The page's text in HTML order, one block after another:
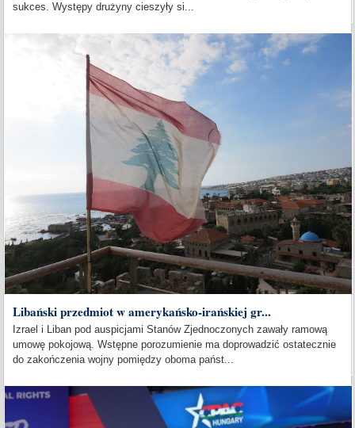
sukces. Występy drużyny cieszyły si...
Libański przedmiot w amerykańsko-irańskiej gr...
Izrael i Liban pod auspicjami Stanów Zjednoczonych zawały ramową
umowę pokojową. Wstępne porozumienie ma doprowadzić ostatecznie
do zakończenia wojny pomiędzy oboma państ...